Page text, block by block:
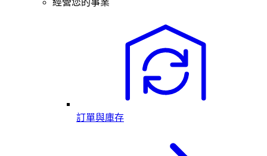
經營您的事業
訂單與庫存